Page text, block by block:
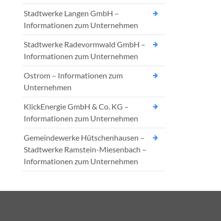
Stadtwerke Langen GmbH –
Informationen zum Unternehmen
Stadtwerke Radevormwald GmbH –
Informationen zum Unternehmen
Ostrom – Informationen zum
Unternehmen
KlickEnergie GmbH & Co. KG –
Informationen zum Unternehmen
Gemeindewerke Hütschenhausen –
Stadtwerke Ramstein-Miesenbach –
Informationen zum Unternehmen